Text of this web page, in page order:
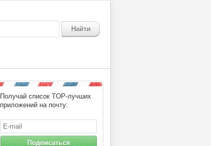
Найти
Получай список TOP-лучших
приложений на почту:
Подписаться